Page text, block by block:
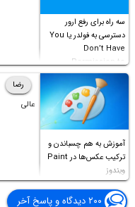
سه راه برای رفع ارور
دسترسی به فولدر یا You
Don’t Have
Permission to
Access this folder
آموزش به هم چسباندن و
ترکیب عکس‌ها در Paint
ویندوز
رضا
عالی
۲۰۰ دیدگاه و پاسخ آخر